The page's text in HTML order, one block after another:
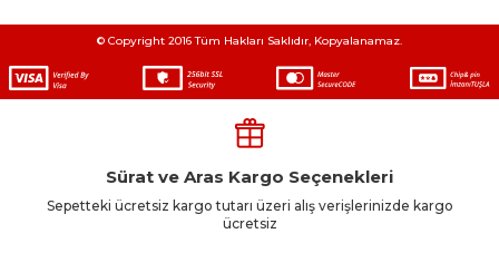
© Copyright 2016 Tüm Hakları Saklıdır, Kopyalanamaz.
Sürat ve Aras Kargo Seçenekleri
Sepetteki ücretsiz kargo tutarı üzeri alış verişlerinizde kargo
ücretsiz